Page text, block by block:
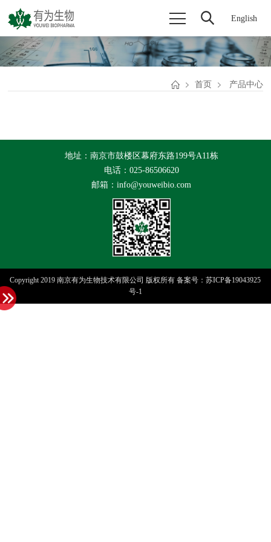
English
首页 产品中心
地址：南京市鼓楼区幕府东路199号A11栋
电话：025-86506620
邮箱：info@youweibio.com
Copyright 2019 南京有为生物技术有限公司 版权所有 备案号：苏ICP备19043925
号-1